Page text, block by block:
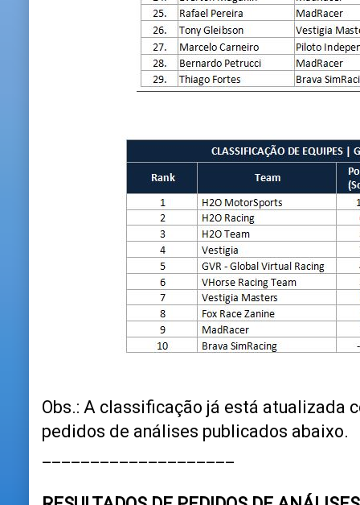
Obs.: A classificação já está atualizada
pedidos de análises publicados abaixo.